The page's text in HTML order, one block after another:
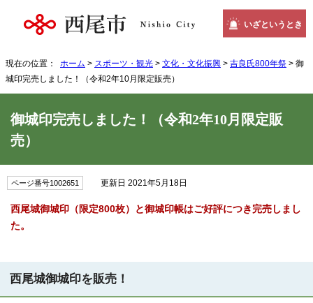
いざというとき
現在の位置： ホーム > スポーツ・観光 > 文化・文化振興 > 吉良氏800年祭 > 御
城印完売しました！（令和2年10月限定販売）
御城印完売しました！（令和2年10月限定販
売）
ページ番号1002651 更新日 2021年5月18日
西尾城御城印（限定800枚）と御城印帳はご好評につき完売しまし
た。
西尾城御城印を販売！